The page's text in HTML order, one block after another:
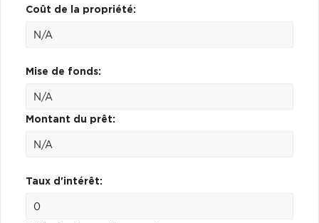
Coût de la propriété:
Mise de fonds:
Montant du prêt:
Taux d'intérêt: